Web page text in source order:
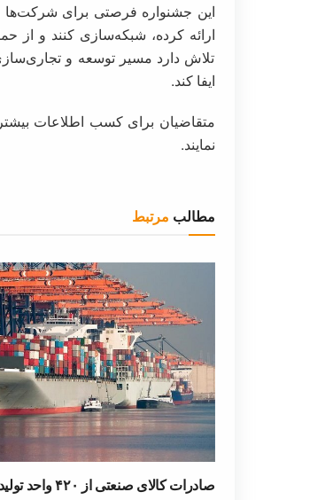
این جشنواره فرصتی برای شرکت‌ها
ارائه کرده، شبکه‌سازی کنند و از
تلاش دارد مسیر توسعه و
ایفا کند.
نمایند.
مطالب مرتبط
صادرات کالای صنعتی از ۴۲۰ واحد تولیدی البرز